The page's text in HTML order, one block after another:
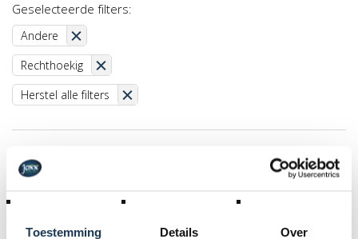
Toestemming Details Over
Geselecteerde filters:
Andere
Rechthoekig
Herstel alle filters